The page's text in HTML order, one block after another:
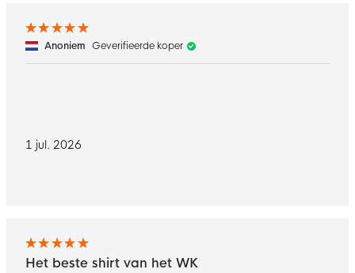
1 jul. 2026
Anoniem Geverifieerde koper
Het beste shirt van het WK